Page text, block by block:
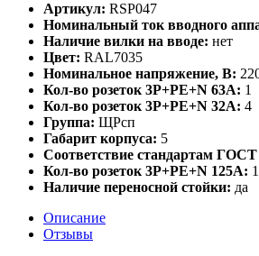
Артикул: RSP047
Номинальный ток вводного
Наличие вилки на вводе: нет
Цвет: RAL7035
Номинальное напряжение, В:
Кол-во розеток 3P+PE+N 63А: 1
Кол-во розеток 3P+PE+N 32А: 4
Группа: ЩРсп
Габарит корпуса: 5
Соответствие стандартам
Кол-во розеток 3Р+РЕ+N 125А: 1
Наличие переносной стойки: да
Описание
Отзывы